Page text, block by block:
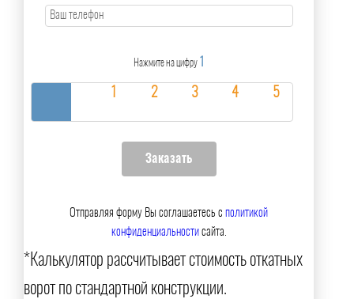
Нажмите на цифру 1
Отправляя форму Вы соглашаетесь сполитикой
конфиденциальностисайта.
*Калькулятор рассчитывает стоимость откатных
ворот по стандартной конструкции.